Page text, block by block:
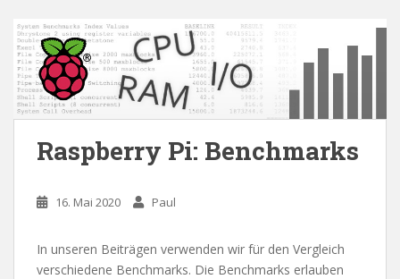
Raspberry Pi: Benchmarks
16. Mai 2020 Paul
In unseren Beiträgen verwenden wir für den Vergleich
verschiedene Benchmarks. Die Benchmarks erlauben